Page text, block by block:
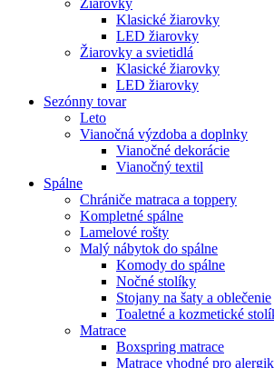
Klasické žiarovky
LED žiarovky
Žiarovky a svietidlá
Klasické žiarovky
LED žiarovky
Sezónny tovar
Leto
Vianočná výzdoba a doplnky
Vianočné dekorácie
Vianočný textil
Spálne
Chrániče matraca a toppery
Kompletné spálne
Lamelové rošty
Malý nábytok do spálne
Komody do spálne
Nočné stolíky
Stojany na šaty a oblečenie
Toaletné a kozmetické
Matrace
Boxspring matrace
Matrace vhodné pro